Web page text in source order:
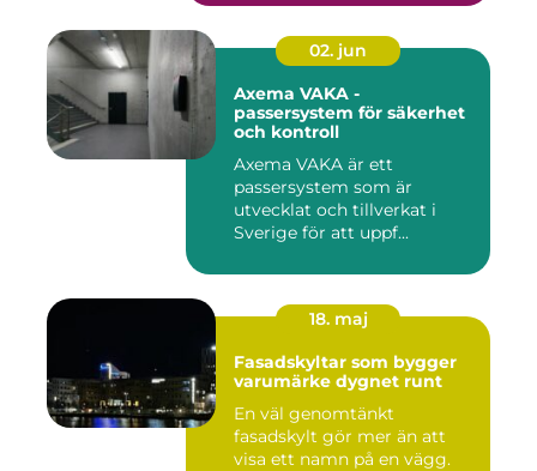
02. jun
Axema VAKA -
passersystem för säkerhet
och kontroll
Axema VAKA är ett
passersystem som är
utvecklat och tillverkat i
Sverige för att uppf...
18. maj
Fasadskyltar som bygger
varumärke dygnet runt
En väl genomtänkt
fasadskylt gör mer än att
visa ett namn på en vägg.